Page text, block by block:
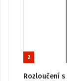
2
Rozloučení